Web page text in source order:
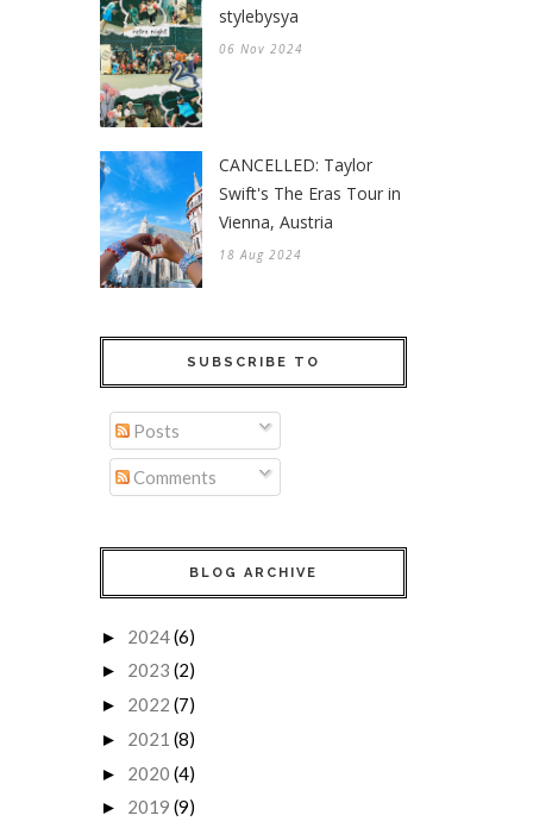
stylebysya
06 Nov 2024
CANCELLED: Taylor
Swift's The Eras Tour in
Vienna, Austria
18 Aug 2024
SUBSCRIBE TO
Posts
Comments
BLOG ARCHIVE
► 2024(6)
► 2023 (2)
► 2022 (7)
► 2021 (8)
► 2020 (4)
► 2019 (9)